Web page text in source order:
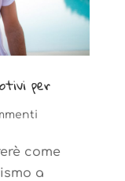
per
come
a